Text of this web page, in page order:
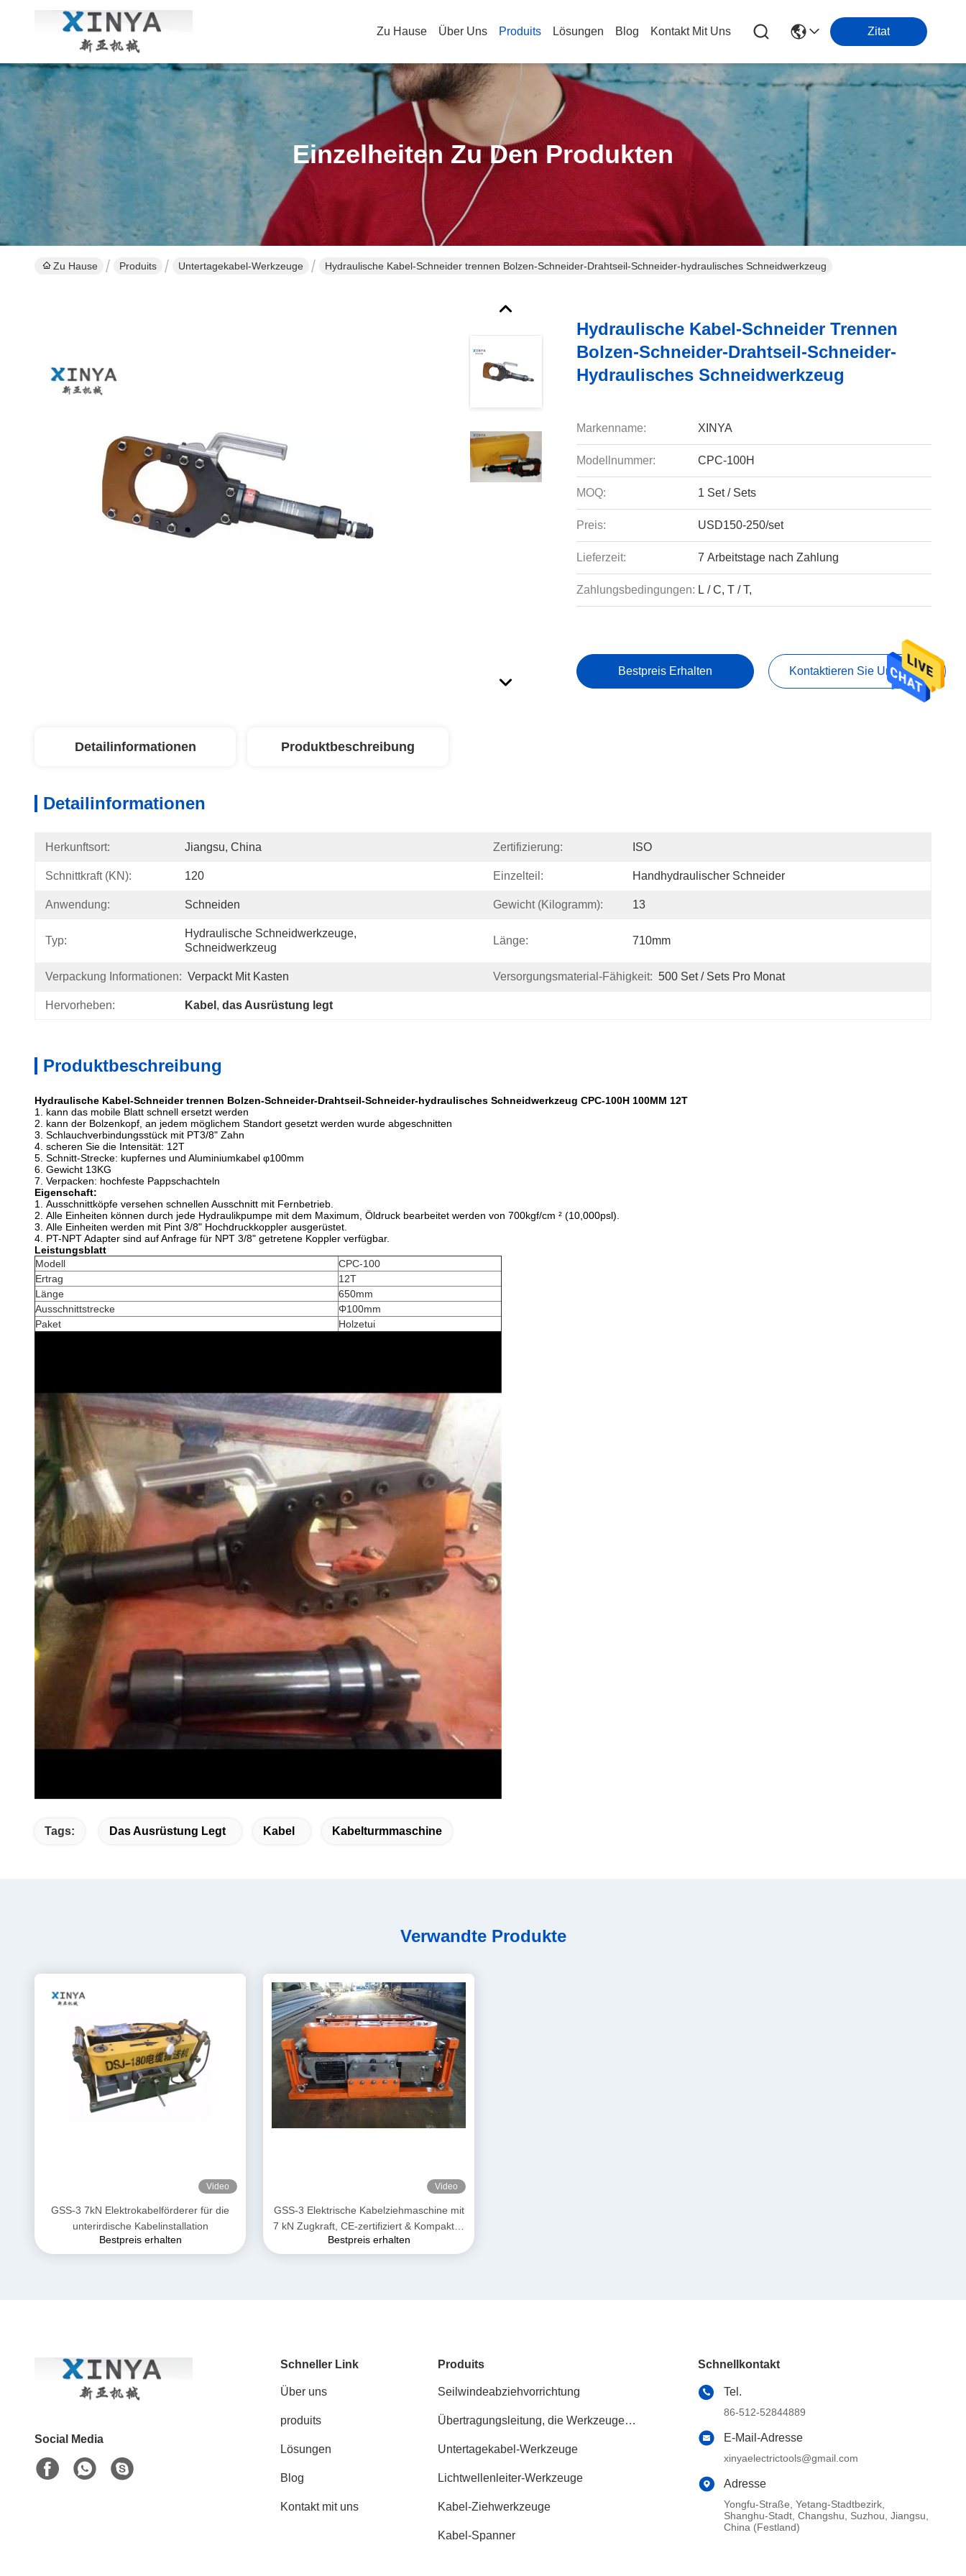
Zu Hause Über Uns Produits Lösungen Blog Kontakt Mit Uns Zitat
Einzelheiten Zu Den Produkten
Zu Hause Produits Untertagekabel-Werkzeuge Hydraulische Kabel-Schneider trennen Bolzen-Schneider-Drahtseil-Schneider-hydraulisches Schneidwerkzeug
Hydraulische Kabel-Schneider Trennen
Bolzen-Schneider-Drahtseil-Schneider-
Hydraulisches Schneidwerkzeug
Markenname: XINYA
Modellnummer: CPC-100H
MOQ: 1 Set / Sets
Preis: USD150-250/set
Lieferzeit: 7 Arbeitstage nach Zahlung
Zahlungsbedingungen: L / C, T / T,
Bestpreis Erhalten Kontaktieren Sie Uns Jetzt
Detailinformationen Produktbeschreibung
Detailinformationen
Herkunftsort: Jiangsu, China Zertifizierung: ISO
Schnittkraft (KN): 120 Einzelteil: Handhydraulischer Schneider
Anwendung: Schneiden Gewicht (Kilogramm): 13
Typ:
Hydraulische Schneidwerkzeuge,
Schneidwerkzeug
Länge: 710mm
Verpackung Informationen: Verpackt Mit Kasten Versorgungsmaterial-Fähigkeit: 500 Set / Sets Pro Monat
Hervorheben: Kabel , das Ausrüstung legt
Produktbeschreibung
Hydraulische Kabel-Schneider trennen Bolzen-Schneider-Drahtseil-Schneider-hydraulisches Schneidwerkzeug CPC-100H 100MM 12T
1. kann das mobile Blatt schnell ersetzt werden
2. kann der Bolzenkopf, an jedem möglichem Standort gesetzt werden wurde abgeschnitten
3. Schlauchverbindungsstück mit PT3/8" Zahn
4. scheren Sie die Intensität: 12T
5. Schnitt-Strecke: kupfernes und Aluminiumkabel φ100mm
6. Gewicht 13KG
7. Verpacken: hochfeste Pappschachteln
Eigenschaft:
1. Ausschnittköpfe versehen schnellen Ausschnitt mit Fernbetrieb.
2. Alle Einheiten können durch jede Hydraulikpumpe mit dem Maximum, Öldruck bearbeitet werden von 700kgf/cm ² (10,000psl).
3. Alle Einheiten werden mit Pint 3/8" Hochdruckkoppler ausgerüstet.
4. PT-NPT Adapter sind auf Anfrage für NPT 3/8" getretene Koppler verfügbar.
Leistungsblatt
Modell
CPC-100
Ertrag
12T
Länge
650mm
Ausschnittstrecke
Φ100mm
Paket
Holzetui
Tags: Das Ausrüstung Legt Kabel Kabelturmmaschine
Verwandte Produkte
Video
GSS-3 7kN Elektrokabelförderer für die
unterirdische Kabelinstallation
Bestpreis erhalten
Video
GSS-3 Elektrische Kabelziehmaschine mit
7 kN Zugkraft, CE-zertifiziert & Kompaktes
Design für die Verlegung von
Unterirdischen Stromkabeln
Bestpreis erhalten
Social Media
Schneller Link
Über uns
produits
Lösungen
Blog
Kontakt mit uns
Produits
Seilwindeabziehvorrichtung
Übertragungsleitung, die Werkzeuge
Untertagekabel-Werkzeuge
Lichtwellenleiter-Werkzeuge
Kabel-Ziehwerkzeuge
Kabel-Spanner
Schnellkontakt
Tel.
86-512-52844889
E-Mail-Adresse
xinyaelectrictools@gmail.com
Adresse
Yongfu-Straße, Yetang-Stadtbezirk,
Shanghu-Stadt, Changshu, Suzhou, Jiangsu,
China (Festland)